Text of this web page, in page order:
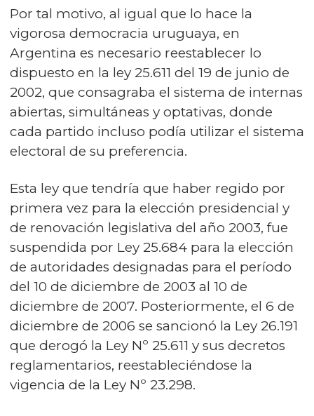
Por tal motivo, al igual que lo hace la
vigorosa democracia uruguaya, en
Argentina es necesario reestablecer lo
dispuesto en la ley 25.611 del 19 de junio de
2002, que consagraba el sistema de internas
abiertas, simultáneas y optativas, donde
cada partido incluso podía utilizar el sistema
electoral de su preferencia.
Esta ley que tendría que haber regido por
primera vez para la elección presidencial y
de renovación legislativa del año 2003, fue
suspendida por Ley 25.684 para la elección
de autoridades designadas para el período
del 10 de diciembre de 2003 al 10 de
diciembre de 2007. Posteriormente, el 6 de
diciembre de 2006 se sancionó la Ley 26.191
que derogó la Ley Nº 25.611 y sus decretos
reglamentarios, reestableciéndose la
vigencia de la Ley Nº 23.298.